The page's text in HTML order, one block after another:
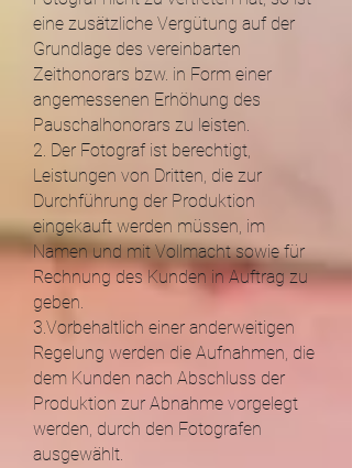
eine zusätzliche Vergütung auf der
Grundlage des vereinbarten
Zeithonorars bzw. in Form einer
angemessenen Erhöhung des
Pauschalhonorars zu leisten.
2. Der Fotograf ist berechtigt,
Leistungen von Dritten, die zur
Durchführung der Produktion
eingekauft werden müssen, im
Namen und mit Vollmacht sowie für
Rechnung des Kunden in Auftrag zu
geben.
3.Vorbehaltlich einer anderweitigen
Regelung werden die Aufnahmen, die
dem Kunden nach Abschluss der
Produktion zur Abnahme vorgelegt
werden, durch den Fotografen
ausgewählt.